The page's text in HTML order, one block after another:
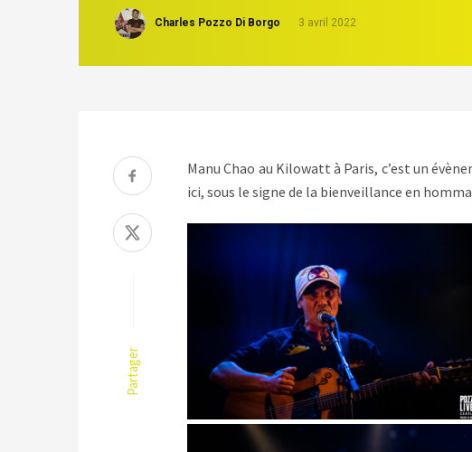
Charles Pozzo Di Borgo 3 avril 2022
Partager
Manu Chao au Kilowatt à Paris, c’est un
ici, sous le signe de la bienveillance en